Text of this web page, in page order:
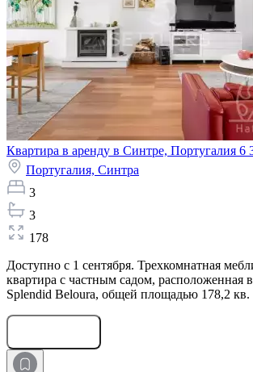
Квартира в аренду в Синтре, Португалия 6
Португалия, Синтра
3
3
178
Доступно с 1 сентября. Трехкомнатная
квартира с частным садом, расположенная
Splendid Beloura, общей площадью 178,2 кв.